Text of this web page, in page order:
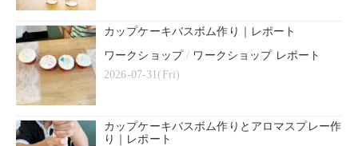
カップケーキバスボム作り｜レポート
ワークショップ/ ワークショップ レポート
2026-07-31(Fri)
カップケーキバスボム作りとアロマスプレー作
り｜レポート